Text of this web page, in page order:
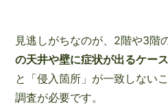
見逃しがちなのが、2階や3階
の天井や壁に症状が出るケース
と「侵入箇所」が一致しない
調査が必要です。